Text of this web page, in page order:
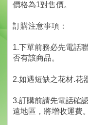
價格為1對售價。
訂購注意事項：
1.下單前務必先電話
否有該商品。
2.如遇短缺之花材.花
3.訂購前請先電話確
遠地區，將增收運費。